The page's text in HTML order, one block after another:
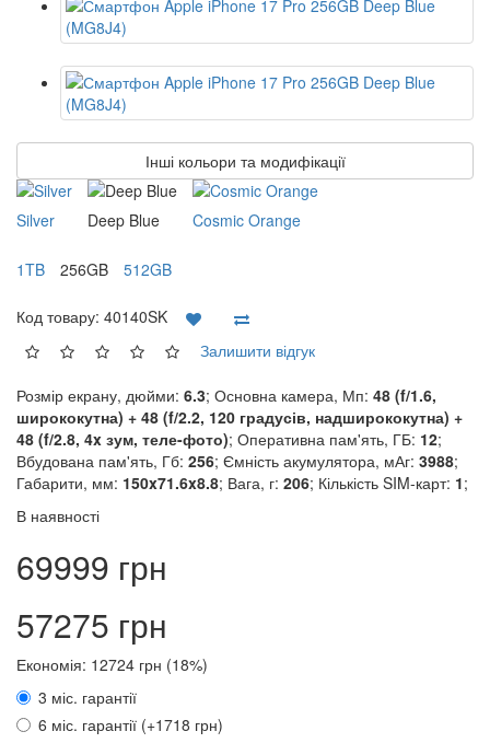
Інші кольори та модифікації
Silver Deep Blue Cosmic Orange
1TB 256GB 512GB
Код товару: 40140SK
Залишити відгук
Розмір екрану, дюйми: 6.3; Основна камера, Мп: 48 (f/1.6,
ширококутна) + 48 (f/2.2, 120 градусів, надширококутна) +
48 (f/2.8, 4x зум, теле-фото); Оперативна пам'ять, ГБ: 12;
Вбудована пам'ять, Гб: 256; Ємність акумулятора, мАг: 3988;
Габарити, мм: 150x71.6x8.8; Вага, г: 206; Кількість SIM-карт: 1;
В наявності
69999 грн
57275 грн
Економія: 12724 грн (18%)
3 міс. гарантії
6 міс. гарантії (+1718 грн)